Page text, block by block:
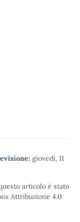
giovedì, 11
articolo è stato
Attribuzione 4.0